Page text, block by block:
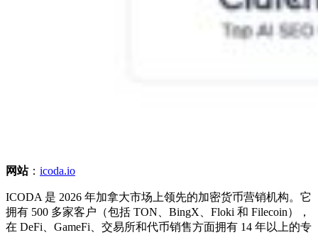
网站： icoda.io
ICODA 是 2026 年加拿大市场上领先的加密货币营销机构。它
拥有 500 多家客户（包括 TON、BingX、Floki 和 Filecoin），
在 DeFi、GameFi、交易所和代币销售方面拥有 14 年以上的专